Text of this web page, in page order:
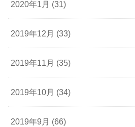
2020年1月 (31)
2019年12月 (33)
2019年11月 (35)
2019年10月 (34)
2019年9月 (66)